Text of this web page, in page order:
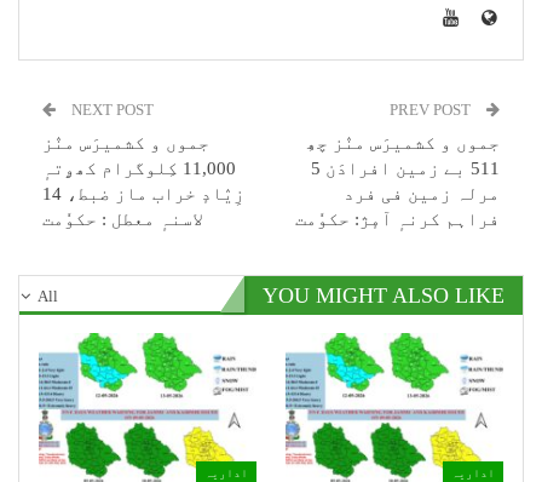
جموں و کشمیرَس منٛز چھِ
511 بے زمین افرادَن 5
مرلہ زمین فی فرد
فراہم کرنہٕ آمٕژ: حکوٗمت
NEXT POST
جموں و کشمیرَس منٛز
11,000 کِلوگرام کھۄتہٕ
زِیٛادٕ خراب ماز ضبط، 14
لاسنہٕ معطل : حکوٗمت
All YOU MIGHT ALSO LIKE
اداریہ اداریہ